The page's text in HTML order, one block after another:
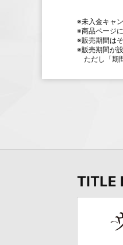
※未入金キャ
※商品ページ
※販売期間は
※販売期間が
ただし「期
TITLE